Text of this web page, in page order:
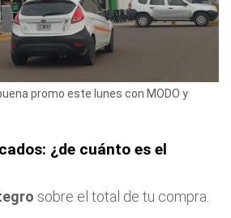
promo este lunes con MODO y
¿de cuánto es el
sobre el total de tu compra.